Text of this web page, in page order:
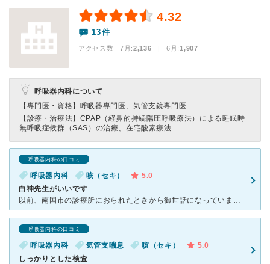
4.32
13件
アクセス数 7月:2,136 | 6月:1,907
呼吸器内科について
【専門医・資格】 呼吸器専門医、気管支鏡専門医
【診療・治療法】 CPAP（経鼻的持続陽圧呼吸療法）による睡眠時
無呼吸症候群（SAS）の治療、在宅酸素療法
呼吸器内科の口コミ
呼吸器内科 咳（セキ）
5.0
白神先生がいいです
以前、南国市の診療所におられたときから御世話になっています。 私は喘息持ちなのですが、たった一度の診察と血液検査だけで、ピンポイントで効く薬を出してもらえました。 喘息持ちの方ならおわかりになるか
呼吸器内科の口コミ
呼吸器内科 気管支喘息 咳（セキ）
5.0
しっかりとした検査